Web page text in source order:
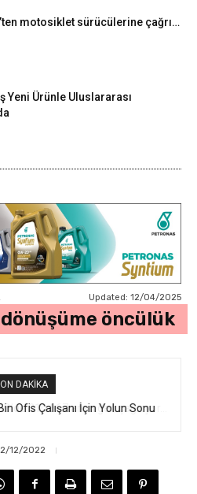
motosiklet sürücülerine çağrı…
Yeni Ürünle Uluslararası